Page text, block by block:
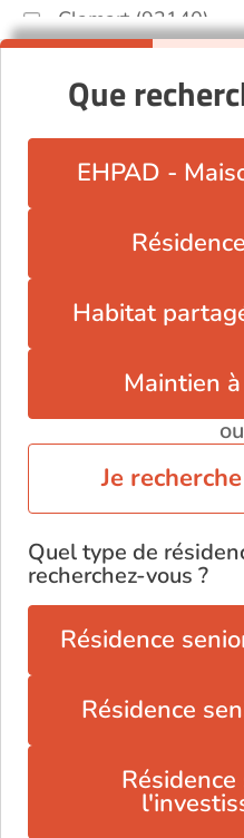
Clamart (92140)
Courbevoie (92400)
Gennevilliers
Levallois-Perret
Nanterre (92000)
Neuilly-sur-Seine
Rueil-Malmaison
Sceaux (92330)
Sèvres (92310)
Voir toutes les villes du
Que
EHPAD -
Habitat
Maintien
ou
Je
Quel type de
recherchez-vous ?
Résidence
Résidence